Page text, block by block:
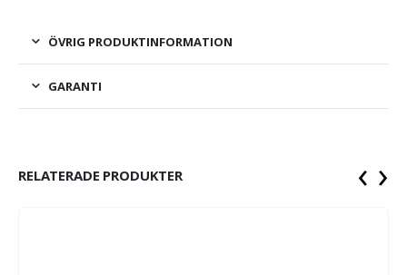
ÖVRIG PRODUKTINFORMATION
GARANTI
RELATERADE PRODUKTER ‹ ›